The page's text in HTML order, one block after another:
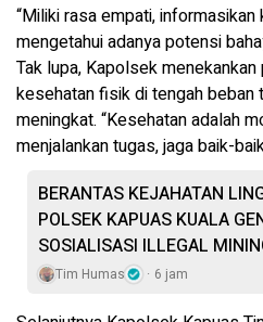
“Miliki rasa empati,
mengetahui adanya potensi
Tak lupa, Kapolsek
kesehatan fisik di tengah beban
meningkat. “Kesehatan adalah
menjalankan tugas, jaga baik-
BERANTAS KEJAHATAN
POLSEK KAPUAS KUALA
SOSIALISASI ILLEGAL
Tim Humas 6 jam